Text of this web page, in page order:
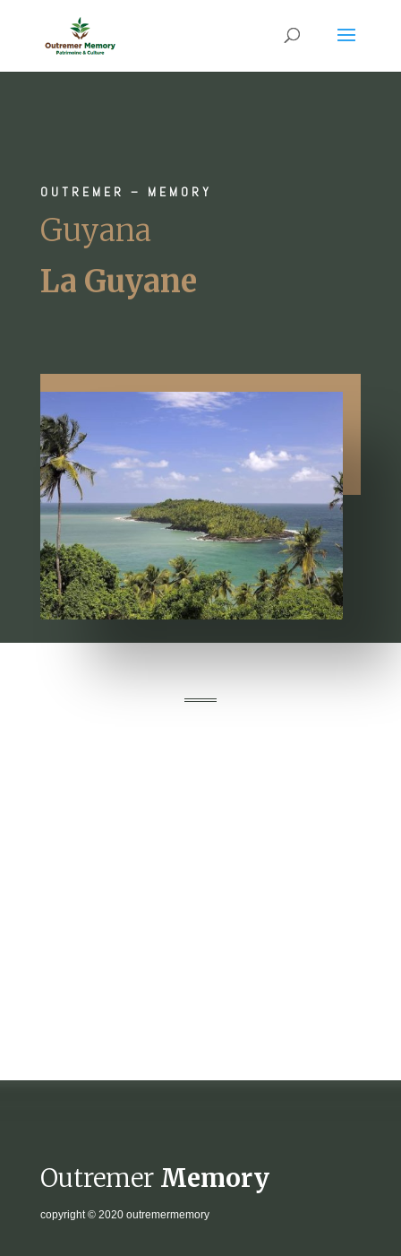
OUTREMER – MEMORY
Guyana
La Guyane
Outremer Memory
copyright © 2020 outremermemory